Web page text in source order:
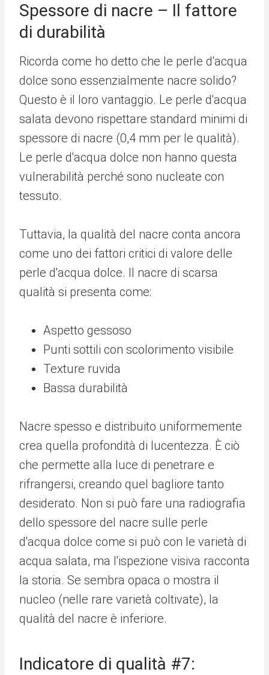
Spessore di nacre – Il fattore
di durabilità
Ricorda come ho detto che le perle d'acqua
dolce sono essenzialmente nacre solido?
Questo è il loro vantaggio. Le perle d'acqua
salata devono rispettare standard minimi di
spessore di nacre (0,4 mm per le qualità).
Le perle d'acqua dolce non hanno questa
vulnerabilità perché sono nucleate con
tessuto.
Tuttavia, la qualità del nacre conta ancora
come uno dei fattori critici di valore delle
perle d'acqua dolce. Il nacre di scarsa
qualità si presenta come:
Aspetto gessoso
Punti sottili con scolorimento visibile
Texture ruvida
Bassa durabilità
Nacre spesso e distribuito uniformemente
crea quella profondità di lucentezza. È ciò
che permette alla luce di penetrare e
rifrangersi, creando quel bagliore tanto
desiderato. Non si può fare una radiografia
dello spessore del nacre sulle perle
d'acqua dolce come si può con le varietà di
acqua salata, ma l'ispezione visiva racconta
la storia. Se sembra opaca o mostra il
nucleo (nelle rare varietà coltivate), la
qualità del nacre è inferiore.
Indicatore di qualità #7: